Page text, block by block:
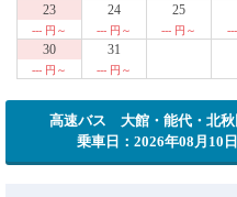
23
--- 円～
24
--- 円～
25
--- 円～
30
--- 円～
31
--- 円～
高速バス 大館・能代・北
乗車日：2026年08月10日